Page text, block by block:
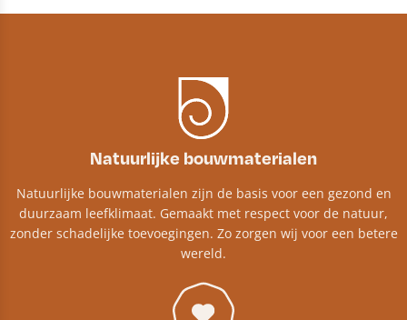
Natuurlijke bouwmaterialen
Natuurlijke bouwmaterialen zijn de basis voor een gezond en
duurzaam leefklimaat. Gemaakt met respect voor de natuur,
zonder schadelijke toevoegingen. Zo zorgen wij voor een betere
wereld.